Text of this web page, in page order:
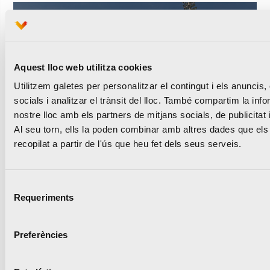
Aquest lloc web utilitza cookies
Utilitzem galetes per personalitzar el contingut i els
socials i analitzar el trànsit del lloc. També compartim la
nostre lloc amb els partners de mitjans socials, de publicitat
Al seu torn, ells la poden combinar amb altres dades que
recopilat a partir de l'ús que heu fet dels seus serveis.
Requeriments
Preferències
València renoven la pista
d’atletisme del Campus
que s’obrirà a clubs de la
ciutat